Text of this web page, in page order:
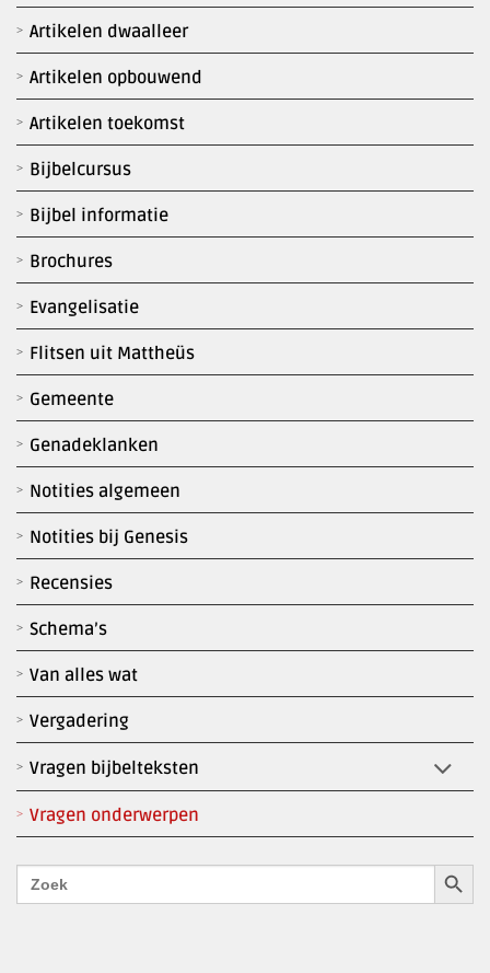
Artikelen dwaalleer
Artikelen opbouwend
Artikelen toekomst
Bijbelcursus
Bijbel informatie
Brochures
Evangelisatie
Flitsen uit Mattheüs
Gemeente
Genadeklanken
Notities algemeen
Notities bij Genesis
Recensies
Schema’s
Van alles wat
Vergadering
Vragen bijbelteksten
Vragen onderwerpen
Zoek
naar: